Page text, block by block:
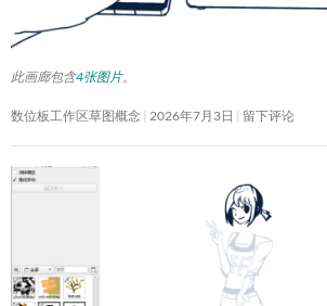
此画廊包含4张图片。
数位板工作区草图概念 2026年7月3日 留下评论